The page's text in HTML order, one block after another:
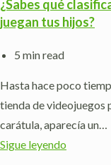
¿Sabes qué
juegan tus hijos?
5 min read
Hasta hace poco
tienda de videojuegos
carátula, aparecía un…
Sigue leyendo